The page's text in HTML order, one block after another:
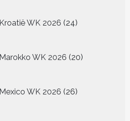
Kroatië WK 2026 24
producten
Marokko WK 2026 20
producten
Mexico WK 2026 26
producten